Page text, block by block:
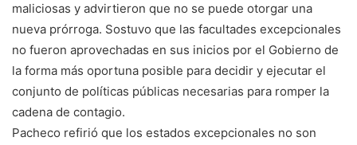
maliciosas y advirtieron que no se puede otorgar una
nueva prórroga. Sostuvo que las facultades excepcionales
no fueron aprovechadas en sus inicios por el Gobierno de
la forma más oportuna posible para decidir y ejecutar el
conjunto de políticas públicas necesarias para romper la
cadena de contagio.⁣
Pacheco refirió que los estados excepcionales no son